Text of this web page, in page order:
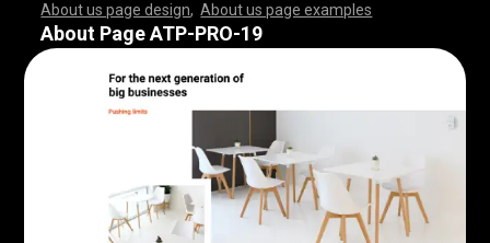
About us page design ,About us page examples
,,,,,,,,,,,,,,,,,,,,,,,, ,,,,,,,,,,,,,,,,,,,,,,,,,,,
,,,,,,,,,,,,,,,,,,,,,,,, ,,,,,,,,,,,,,,,,,,,,,,,,,,,
,,,,,,,,,,,,,,,,,,,,,,,, ,,,,,,,,,,,,,,,,,,,,,,,,,,,
,,,,,,,,,,,,,,,,,,,,,,,, ,,,,,,,,,,,,,,,,,,,,,,,,,,,
,,,,,,,,,,,,,,,,,,,,,,,, ,,,,,,,,,,,,,,,,,,,,,,,,,,,
,,,,,,,,,,,,,,,,,,,,,,,, ,,,,,,,,,,,,,,,,,,,,,,,,,,,
,,,,,,,,,,,,,,,,,,,,,,,, ,,,,,,,,,,,,,,,,,,,,,,,,,,,
,,,,,,,,,,,,,,,,,,,,,,,, ,,,,,,,,,,,,
About Page ATP-PRO-19